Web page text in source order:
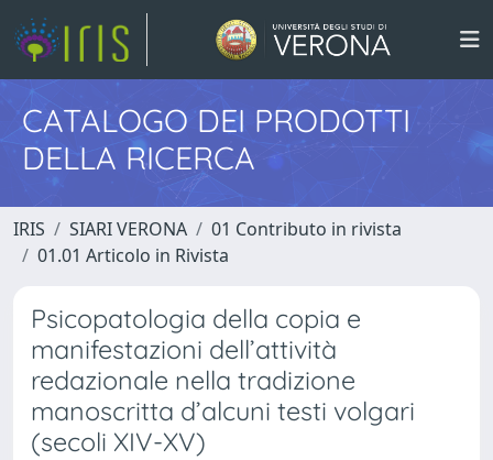
CATALOGO DEI PRODOTTI
DELLA RICERCA
IRIS SIARI VERONA
01 Contributo in rivista
01.01 Articolo in Rivista
Psicopatologia della copia e
manifestazioni dell’attività
redazionale nella tradizione
manoscritta d’alcuni testi volgari
(secoli XIV-XV)